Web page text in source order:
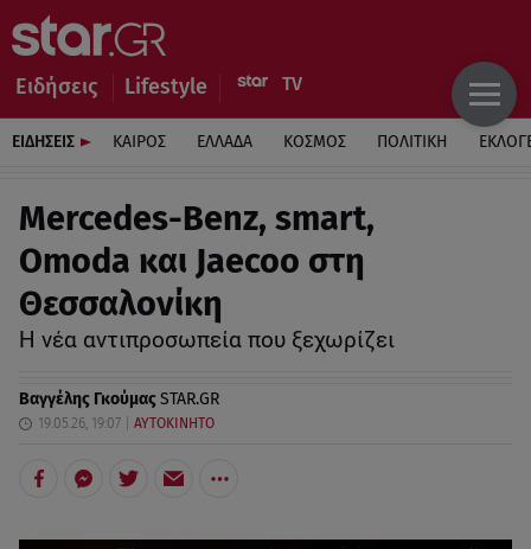
Ειδήσεις Lifestyle
ΕΙΔΗΣΕΙΣ ΚΑΙΡΟΣ ΕΛΛΑΔΑ ΚΟΣΜΟΣ ΠΟΛΙΤΙΚΗ
Mercedes-Benz, smart,
Omoda και Jaecoo στη
Θεσσαλονίκη
Η νέα αντιπροσωπεία που ξεχωρίζει
Βαγγέλης ΓκούμαςSTAR.GR
19.05.26, 19:07 ΑΥΤΟΚΙΝΗΤΟ